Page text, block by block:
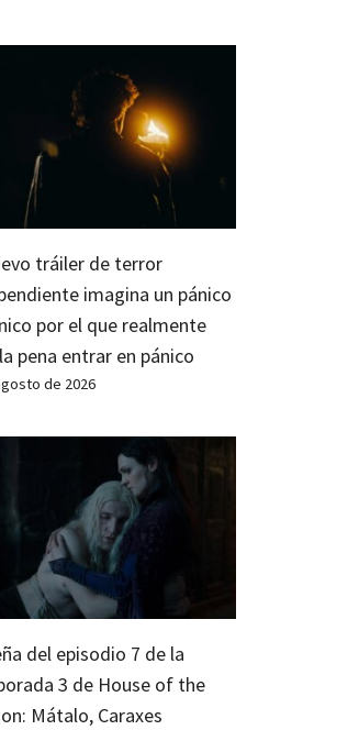
tráiler de terror
imagina un pánico
por el que realmente
pena entrar en pánico
de 2026
del episodio 7 de la
3 de House of the
Mátalo, Caraxes